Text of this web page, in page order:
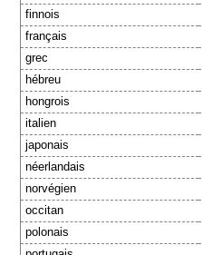
finnois
français
grec
hébreu
hongrois
italien
japonais
néerlandais
norvégien
occitan
polonais